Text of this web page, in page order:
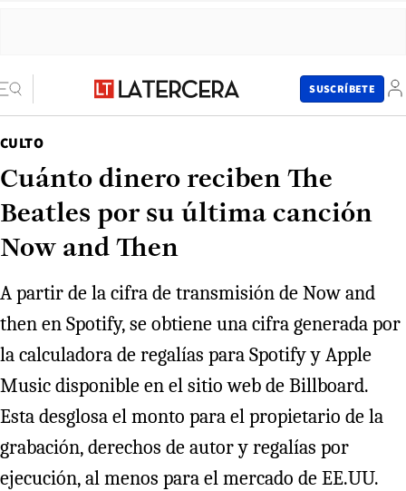
SUSCRÍBETE
CULTO
Cuánto dinero reciben The
Beatles por su última canción
Now and Then
A partir de la cifra de transmisión de Now and
then en Spotify, se obtiene una cifra generada por
la calculadora de regalías para Spotify y Apple
Music disponible en el sitio web de Billboard.
Esta desglosa el monto para el propietario de la
grabación, derechos de autor y regalías por
ejecución, al menos para el mercado de EE.UU.